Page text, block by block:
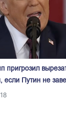
пригрозил
если Путин не